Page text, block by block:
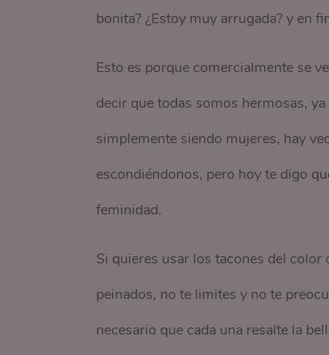
bonita? ¿Estoy muy arrugada? y en
Esto es porque comercialmente se
decir que todas somos hermosas,
simplemente siendo mujeres, hay
escondiéndonos, pero hoy te digo
feminidad.
Si quieres usar los tacones del
peinados, no te limites y no te
necesario que cada una resalte la